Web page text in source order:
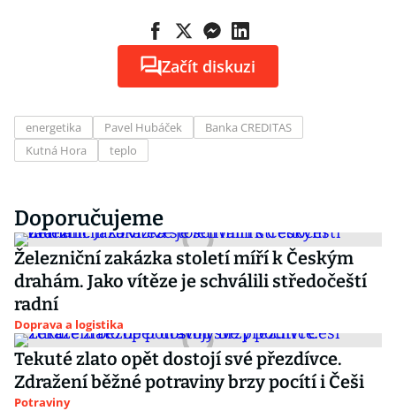
Začít diskuzi
energetika Pavel Hubáček
Banka CREDITAS
Kutná Hora
teplo
Doporučujeme
Železniční zakázka století míří k Českým
drahám. Jako vítěze je schválili středočeští
radní
Doprava a logistika
Tekuté zlato opět dostojí své přezdívce.
Zdražení běžné potraviny brzy pocítí i Češi
Potraviny